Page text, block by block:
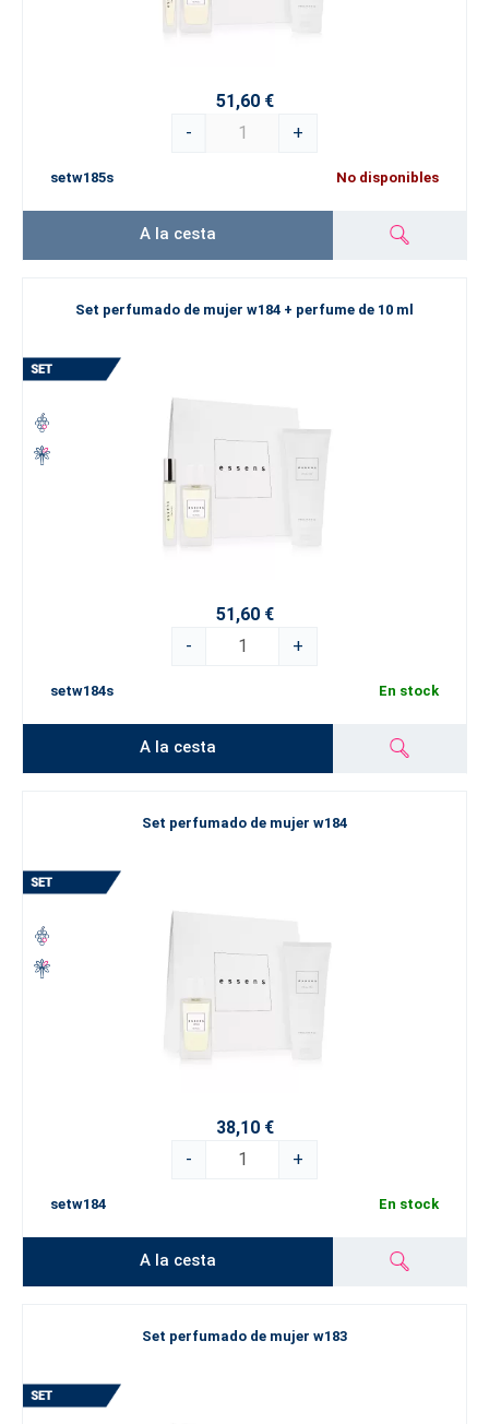
51,60 €
-
+
setw185s No disponibles
A la cesta
Set perfumado de mujer w184 + perfume de 10 ml
51,60 €
-
+
setw184s En stock
A la cesta
Set perfumado de mujer w184
38,10 €
-
+
setw184 En stock
A la cesta
Set perfumado de mujer w183